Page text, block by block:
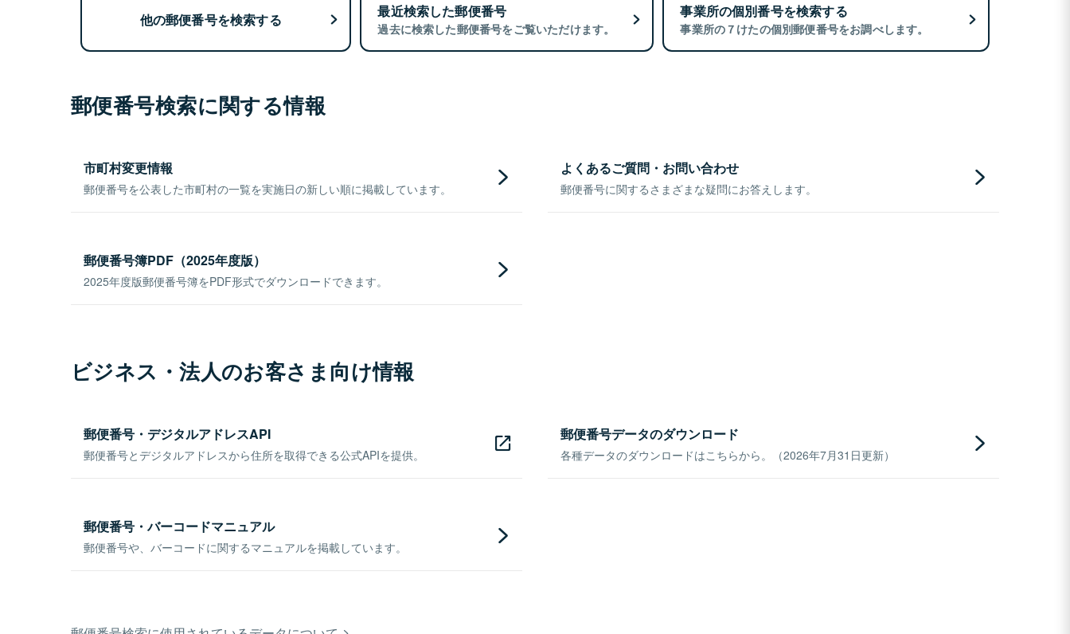
他の郵便番号を検索する 最近検索した郵便番号
過去に検索した郵便番号をご覧いただけます。
事業所の個別番号を検索する
事業所の７けたの個別郵便番号をお調べします。
郵便番号検索に関する情報
市町村変更情報
郵便番号を公表した市町村の一覧を実施日の新しい順に掲載しています。
よくあるご質問・お問い合わせ
郵便番号に関するさまざまな疑問にお答えします。
郵便番号簿PDF（2025年度版）
2025年度版郵便番号簿をPDF形式でダウンロードできます。
ビジネス・法人のお客さま向け情報
郵便番号・デジタルアドレスAPI
郵便番号とデジタルアドレスから住所を取得できる公式APIを提供。
郵便番号データのダウンロード
各種データのダウンロードはこちらから。（2026年7月31日更新）
郵便番号・バーコードマニュアル
郵便番号や、バーコードに関するマニュアルを掲載しています。